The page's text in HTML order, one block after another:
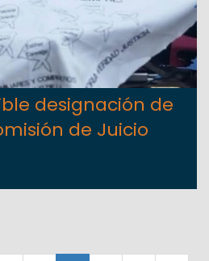
designación de
de Juicio